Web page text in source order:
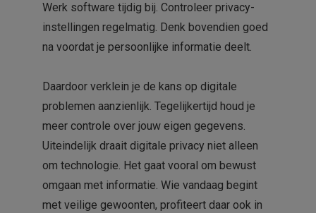
Werk software tijdig bij. Controleer privacy-
instellingen regelmatig. Denk bovendien goed
na voordat je persoonlijke informatie deelt.
Daardoor verklein je de kans op digitale
problemen aanzienlijk. Tegelijkertijd houd je
meer controle over jouw eigen gegevens.
Uiteindelijk draait digitale privacy niet alleen
om technologie. Het gaat vooral om bewust
omgaan met informatie. Wie vandaag begint
met veilige gewoonten, profiteert daar ook in